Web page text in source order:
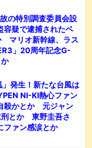
の特別調査委員会設
疑で逮捕されたベ
マリオ新幹線、ラス
」20周年記念G-
発生！新たな台風は
NI-KI熱心ファン
殺かとか 元ジャン
刑とか 東野圭吾さ
ファン感涙とか